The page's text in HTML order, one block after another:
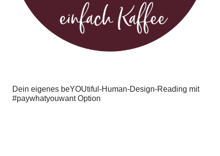
Dein eigenes beYOUtiful-Human-Design-Reading mit
#paywhatyouwant Option